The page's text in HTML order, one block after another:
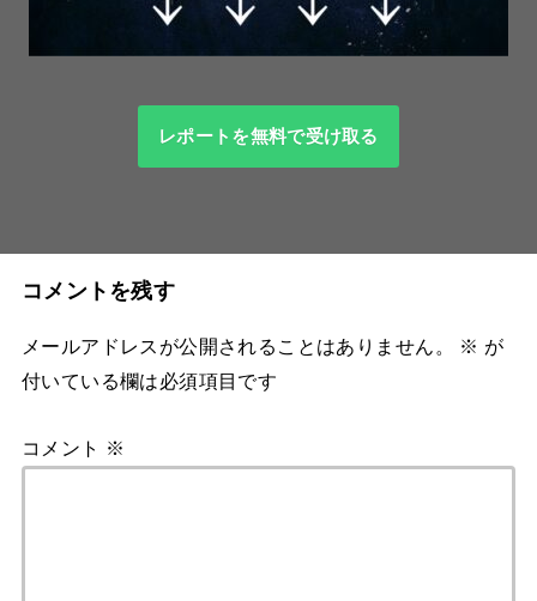
レポートを無料で受け取る
コメントを残す
メールアドレスが公開されることはありません。 ※ が
付いている欄は必須項目です
コメント ※